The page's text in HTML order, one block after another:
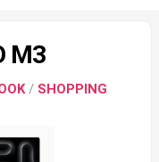
M3
/ SHOPPING